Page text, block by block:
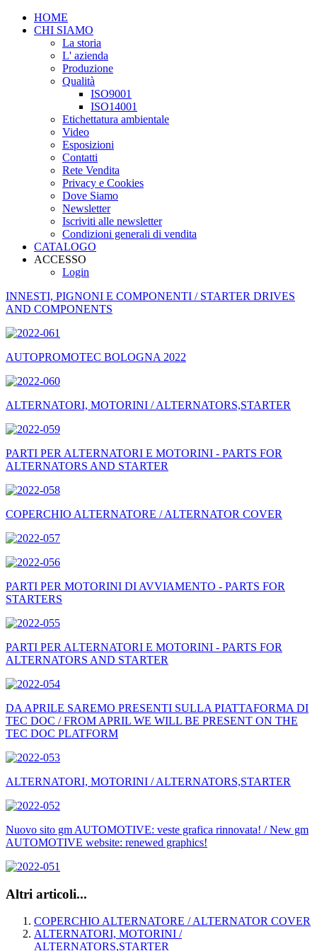
HOME
CHI SIAMO
La storia
L' azienda
Produzione
Qualità
ISO9001
ISO14001
Etichettatura ambientale
Video
Esposizioni
Contatti
Rete Vendita
Privacy e Cookies
Dove Siamo
Newsletter
Iscriviti alle newsletter
Condizioni generali di vendita
CATALOGO
ACCESSO
Login
INNESTI, PIGNONI E COMPONENTI / STARTER DRIVES
AND COMPONENTS
AUTOPROMOTEC BOLOGNA 2022
ALTERNATORI, MOTORINI / ALTERNATORS,STARTER
PARTI PER ALTERNATORI E MOTORINI - PARTS FOR
ALTERNATORS AND STARTER
COPERCHIO ALTERNATORE / ALTERNATOR COVER
PARTI PER MOTORINI DI AVVIAMENTO - PARTS FOR
STARTERS
PARTI PER ALTERNATORI E MOTORINI - PARTS FOR
ALTERNATORS AND STARTER
DA APRILE SAREMO PRESENTI SULLA PIATTAFORMA DI
TEC DOC / FROM APRIL WE WILL BE PRESENT ON THE
TEC DOC PLATFORM
ALTERNATORI, MOTORINI / ALTERNATORS,STARTER
Nuovo sito gm AUTOMOTIVE: veste grafica rinnovata! / New gm
AUTOMOTIVE website: renewed graphics!
Altri articoli...
COPERCHIO ALTERNATORE / ALTERNATOR COVER
ALTERNATORI, MOTORINI /
ALTERNATORS,STARTER